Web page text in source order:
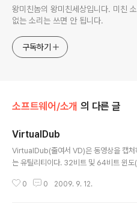
왕미친놈의 왕미친세상입니다. 미친
없는 소리는 쓰면 안 됩니다.
구독하기
소프트웨어/소개 의 다른 글
VirtualDub
VirtualDub(줄여서 VD)은 동영상을 캡처
는 유틸리티이다. 32비트 및 64비트 윈
ublic License (GPL)로 배포된다. 이 프
0 0 2009. 9. 12.